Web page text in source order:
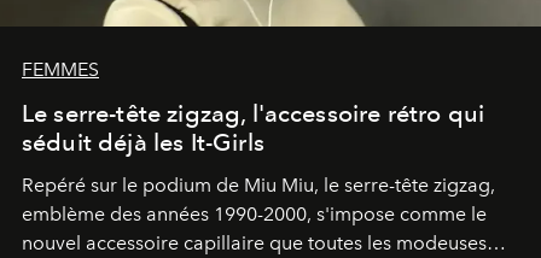
FEMMES
Le serre-tête zigzag, l'accessoire rétro qui
séduit déjà les It-Girls
Repéré sur le podium de Miu Miu, le serre-tête zigzag,
emblème des années 1990-2000, s'impose comme le
nouvel accessoire capillaire que toutes les modeuses